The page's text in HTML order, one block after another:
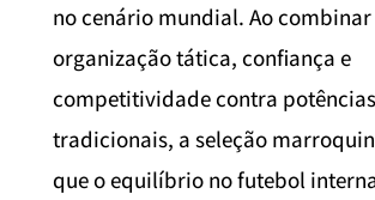
no cenário mundial. Ao combinar
organização tática, confiança e
competitividade contra potências
tradicionais, a seleção
que o equilíbrio no futebol